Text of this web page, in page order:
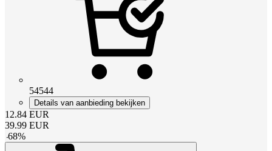
54544
Details van aanbieding bekijken
12.84 EUR
39.99 EUR
-68%